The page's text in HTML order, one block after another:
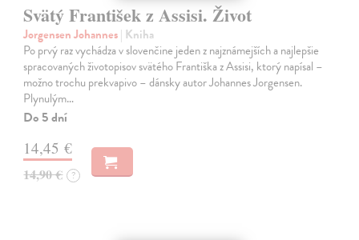
Svätý František z Assisi. Život
Jorgensen Johannes| Kniha
Po prvý raz vychádza v slovenčine jeden z najznámejších a najlepšie
spracovaných životopisov svätého Františka z Assisi, ktorý napísal –
možno trochu prekvapivo – dánsky autor Johannes Jorgensen.
Plynulým…
Do 5 dní
14,45 €
14,90 € ?